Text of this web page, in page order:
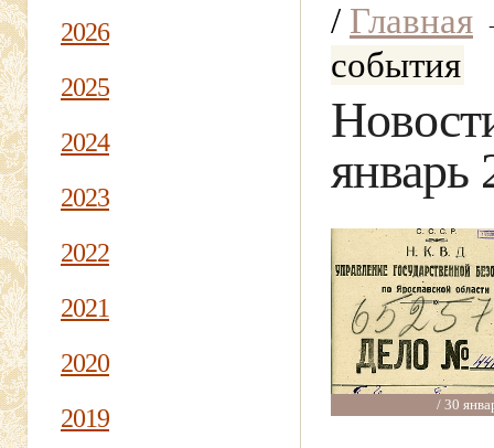
2026
2025
2024
2023
2022
2021
2020
2019
/ Главная
события
январь
/ 30